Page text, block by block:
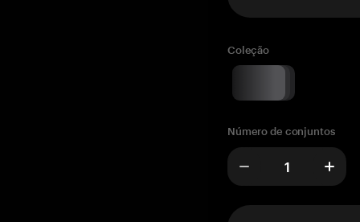
Coleção
Número de conjuntos